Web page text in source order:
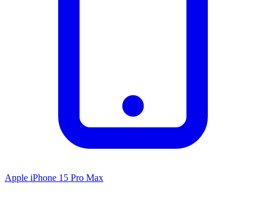
Apple iPhone 15 Pro Max